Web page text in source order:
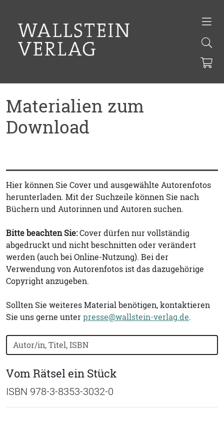
Materialien zum
Download
Hier können Sie Cover und ausgewählte Autorenfotos
herunterladen. Mit der Suchzeile können Sie nach
Büchern und Autorinnen und Autoren suchen.
Bitte beachten Sie:Cover dürfen nur vollständig
abgedruckt und nicht beschnitten oder verändert
werden (auch bei Online-Nutzung). Bei der
Verwendung von Autorenfotos ist das dazugehörige
Copyright anzugeben.
Sollten Sie weiteres Material benötigen, kontaktieren
Sie uns gerne unterpresse@wallstein-verlag.de.
Bücher nach Buchtitel, Autorennamen oder ISBN
Vom Rätsel ein Stück
ISBN 978-3-8353-3032-0